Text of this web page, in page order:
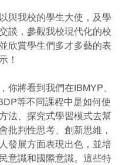
與我校的學生大使，及學
談，參觀我校現代化的校
欣賞學生們多才多藝的表
！
你將看到我們在IBMYP、
等不同課程中是如何使
法、探究式學習模式去幫
批判性思考、創新思維，
發展方面表現出色，並培
意識和國際意識。這些特